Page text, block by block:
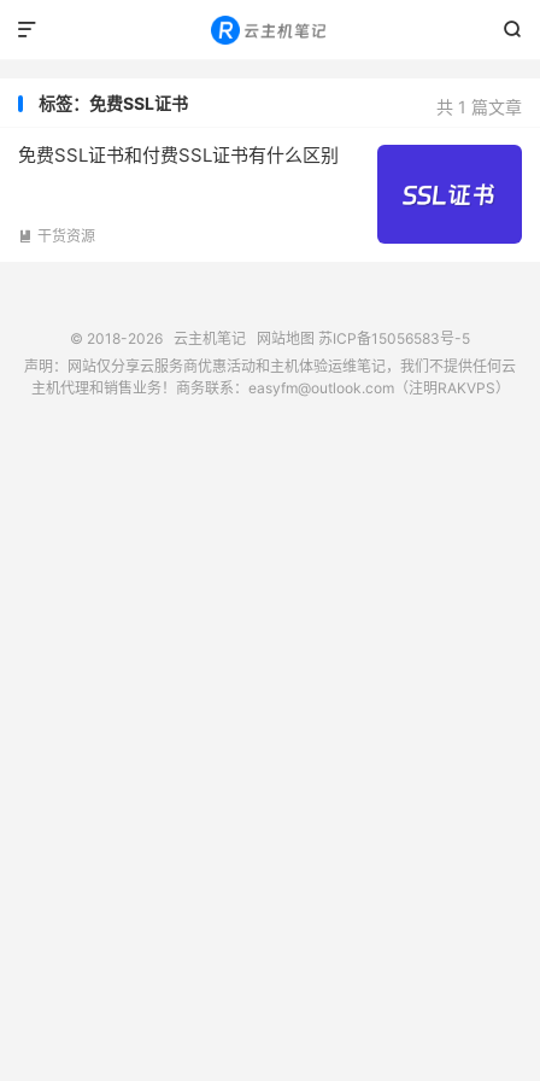


共 1 篇文章
标签：免费SSL证书
免费SSL证书和付费SSL证书有什么区别
 干货资源
© 2018-2026 云主机笔记 网站地图 苏ICP备15056583号-5
声明：网站仅分享云服务商优惠活动和主机体验运维笔记，我们不提供任何云
主机代理和销售业务！商务联系：easyfm@outlook.com（注明RAKVPS）